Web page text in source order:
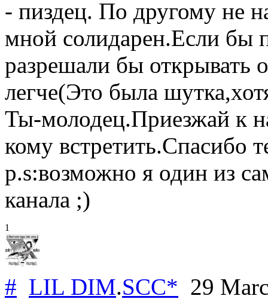
- пиздец. По другому не
мной солидарен.Если бы
разрешали бы открывать
легче(Это была
Ты-молодец.Приезжай к
кому встретить.Спасибо
p.s:возможно я один из
канала ;)
1
# LIL DIM.SCC* 29